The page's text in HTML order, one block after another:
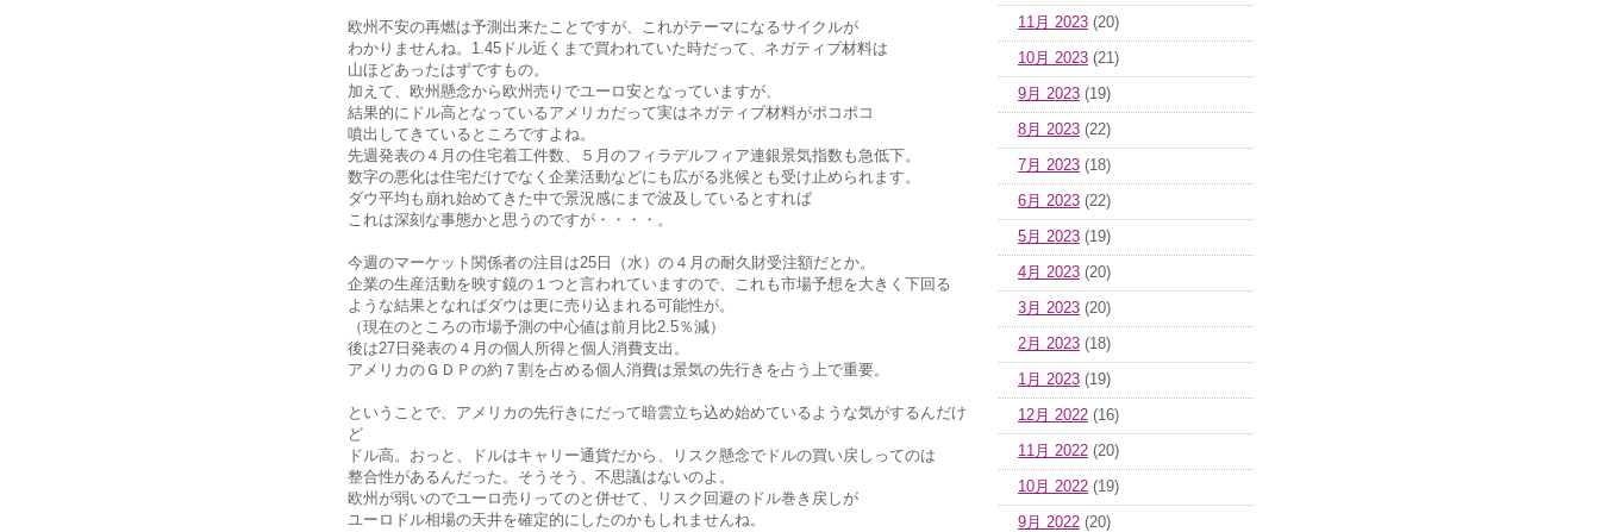
欧州不安の再燃は予測出来たことですが、これがテーマになるサイクルが
わかりませんね。1.45ドル近くまで買われていた時だって、ネガティブ材料は
山ほどあったはずですもの。
加えて、欧州懸念から欧州売りでユーロ安となっていますが、
結果的にドル高となっているアメリカだって実はネガティブ材料がポコポコ
噴出してきているところですよね。
先週発表の４月の住宅着工件数、５月のフィラデルフィア連銀景気指数も急低下。
数字の悪化は住宅だけでなく企業活動などにも広がる兆候とも受け止められます。
ダウ平均も崩れ始めてきた中で景況感にまで波及しているとすれば
これは深刻な事態かと思うのですが・・・・。
今週のマーケット関係者の注目は25日（水）の４月の耐久財受注額だとか。
企業の生産活動を映す鏡の１つと言われていますので、これも市場予想を大きく下回る
ような結果となればダウは更に売り込まれる可能性が。
（現在のところの市場予測の中心値は前月比2.5％減）
後は27日発表の４月の個人所得と個人消費支出。
アメリカのＧＤＰの約７割を占める個人消費は景気の先行きを占う上で重要。
ということで、アメリカの先行きにだって暗雲立ち込め始めているような気がするんだけ
ど
ドル高。おっと、ドルはキャリー通貨だから、リスク懸念でドルの買い戻しってのは
整合性があるんだった。そうそう、不思議はないのよ。
欧州が弱いのでユーロ売りってのと併せて、リスク回避のドル巻き戻しが
ユーロドル相場の天井を確定的にしたのかもしれませんね。
11月 2023 (20)
10月 2023 (21)
9月 2023 (19)
8月 2023 (22)
7月 2023 (18)
6月 2023 (22)
5月 2023 (19)
4月 2023 (20)
3月 2023 (20)
2月 2023 (18)
1月 2023 (19)
12月 2022 (16)
11月 2022 (20)
10月 2022 (19)
9月 2022 (20)